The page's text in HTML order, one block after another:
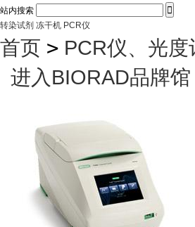
站内搜索 
转染试剂 冻干机 PCR仪
首页 > PCR仪、光
进入BIORAD品牌馆